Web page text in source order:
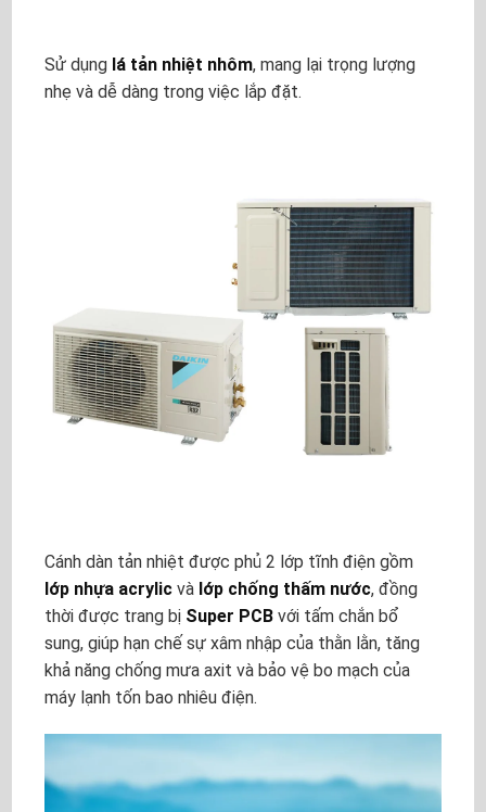
Sử dụng lá tản nhiệt nhôm, mang lại trọng lượng
nhẹ và dễ dàng trong việc lắp đặt.
Cánh dàn tản nhiệt được phủ 2 lớp tĩnh điện gồm
lớp nhựa acrylic và lớp chống thấm nước, đồng
thời được trang bị Super PCB với tấm chắn bổ
sung, giúp hạn chế sự xâm nhập của thằn lằn, tăng
khả năng chống mưa axit và bảo vệ bo mạch của
máy lạnh tốn bao nhiêu điện.